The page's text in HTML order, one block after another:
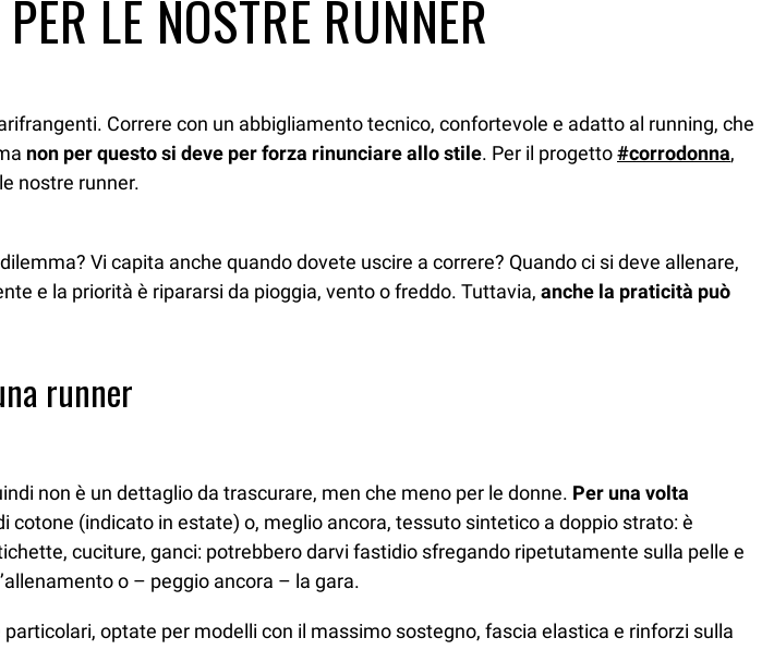
LE NOSTRE RUNNER
Correre con un abbigliamento tecnico, confortevole e adatto al running, che
non per questo si deve per forza rinunciare allo stile. Per il progetto#corrodonna,
nostre runner.
Vi capita anche quando dovete uscire a correre? Quando ci si deve allenare,
e la priorità è ripararsi da pioggia, vento o freddo. Tuttavia, anche la praticità può
runner
non è un dettaglio da trascurare, men che meno per le donne. Per una volta
cotone (indicato in estate) o, meglio ancora, tessuto sintetico a doppio strato: è
cuciture, ganci: potrebbero darvi fastidio sfregando ripetutamente sulla pelle e
o – peggio ancora – la gara.
optate per modelli con il massimo sostegno, fascia elastica e rinforzi sulla